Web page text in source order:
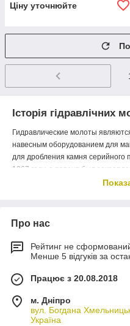
Ціну уточнюйте
Історія гідравлічних
Гидравлические молоты
навесным оборудованием для
для дробления камня серийного
1967 году, а патент был
молоты – это ударные
первичной выемки породы,
траншей, фундаментных работ,
Про нас
Рейтинг не
Менше 5 відгуків за
Працює з 20.08.2018
м. Дніпро
вул. Богдана
Україна